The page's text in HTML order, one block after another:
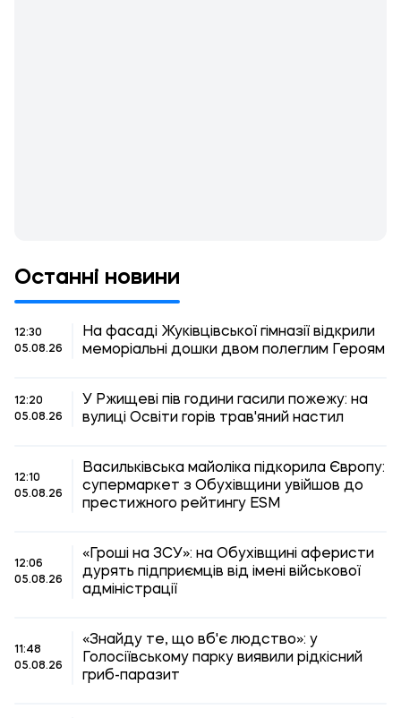
Останні новини
12:30
05.08.26
На фасаді Жуківцівської гімназії відкрили
меморіальні дошки двом полеглим Героям
12:20
05.08.26
У Ржищеві пів години гасили пожежу: на
вулиці Освіти горів трав'яний настил
12:10
05.08.26
Васильківська майоліка підкорила Європу:
супермаркет з Обухівщини увійшов до
престижного рейтингу ESM
12:06
05.08.26
«Гроші на ЗСУ»: на Обухівщині аферисти
дурять підприємців від імені військової
адміністрації
11:48
05.08.26
«Знайду те, що вб'є людство»: у
Голосіївському парку виявили рідкісний
гриб-паразит